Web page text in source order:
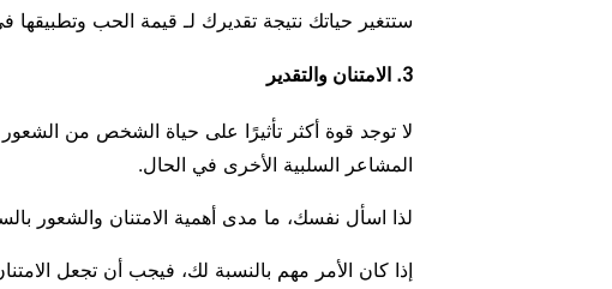
ستتغير حياتك نتيجة تقديرك لـ قيمة الحب وتطبيقها
3. الامتنان والتقدير
لا توجد قوة أكثر تأثيرًا على حياة الشخص من الشعور
المشاعر السلبية الأخرى في الحال.
لذا اسأل نفسك، ما مدى أهمية الامتنان والشعور
إذا كان الأمر مهم بالنسبة لك، فيجب أن تجعل